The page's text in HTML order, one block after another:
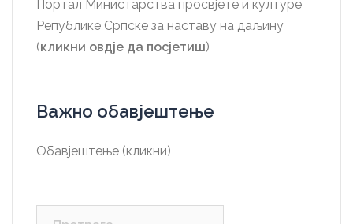
Портал Министарства просвјете и културе
Републике Српске за наставу на даљину
(кликни овдје да посјетиш)
Важно обавјештење
Обавјештење (кликни)